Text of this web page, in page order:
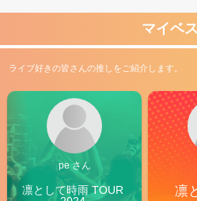
マイベ
ライブ好きの皆さんの推しをご紹介します。
pe さん
凛として時雨 TOUR
凛